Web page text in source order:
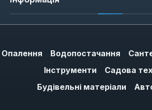
Опалення Водопостачання
Інструменти
Садова
Будівельні матеріали